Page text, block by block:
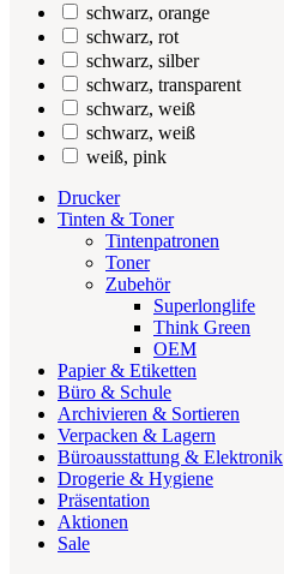
schwarz, orange
schwarz, rot
schwarz, silber
schwarz, transparent
schwarz, weiß
schwarz, weiß
weiß, pink
Drucker
Tinten & Toner
Tintenpatronen
Toner
Zubehör
Superlonglife
Think Green
OEM
Papier & Etiketten
Büro & Schule
Archivieren & Sortieren
Verpacken & Lagern
Büroausstattung & Elektronik
Drogerie & Hygiene
Präsentation
Aktionen
Sale